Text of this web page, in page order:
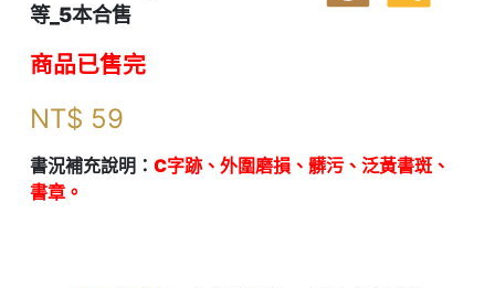
等_5本合售
商品已售完
NT$ 59
書況補充說明： C字跡、外圍磨損、髒污、泛黃書斑、
書章。